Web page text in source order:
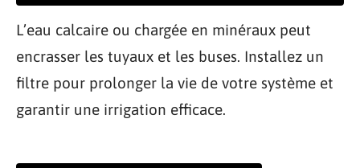
L’eau calcaire ou chargée en minéraux peut
encrasser les tuyaux et les buses. Installez un
filtre pour prolonger la vie de votre système et
garantir une irrigation efficace.